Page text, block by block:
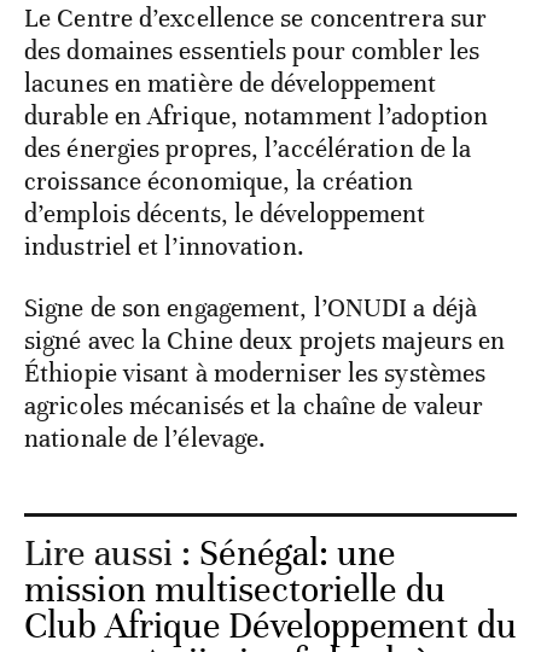
Le Centre d’excellence se concentrera sur
des domaines essentiels pour combler les
lacunes en matière de développement
durable en Afrique, notamment l’adoption
des énergies propres, l’accélération de la
croissance économique, la création
d’emplois décents, le développement
industriel et l’innovation.
Signe de son engagement, l’ONUDI a déjà
signé avec la Chine deux projets majeurs en
Éthiopie visant à moderniser les systèmes
agricoles mécanisés et la chaîne de valeur
nationale de l’élevage.
Lire aussi : Sénégal: une
mission multisectorielle du
Club Afrique Développement du